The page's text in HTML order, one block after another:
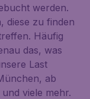
werden.
diese zu finden
Häufig
das, was
Last
ab
viele mehr.